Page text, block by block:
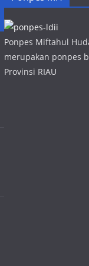
Ponpes Miftahul
merupakan ponpes
Provinsi RIAU